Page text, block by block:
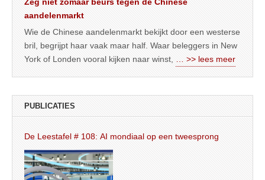
aandelenmarkt
Wie de Chinese aandelenmarkt bekijkt door een westerse
bril, begrijpt haar vaak maar half. Waar beleggers in New
York of Londen vooral kijken naar winst,
… >> lees meer
PUBLICATIES
De Leestafel # 108: AI mondiaal op een tweesprong